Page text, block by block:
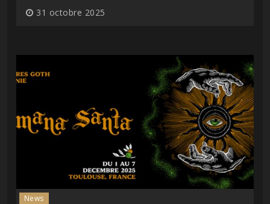
31 octobre 2025
News